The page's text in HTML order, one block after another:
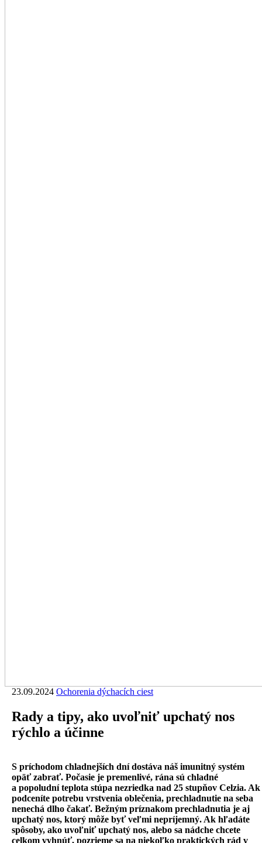
23.09.2024 Ochorenia dýchacích ciest
Rady a tipy, ako uvoľniť upchatý nos
rýchlo a účinne
S príchodom chladnejších dní dostáva náš imunitný systém
opäť zabrať. Počasie je premenlivé, rána sú chladné
a popoludní teplota stúpa nezriedka nad 25 stupňov Celzia. Ak
podceníte potrebu vrstvenia oblečenia, prechladnutie na seba
nenechá dlho čakať. Bežným príznakom prechladnutia je aj
upchatý nos, ktorý môže byť veľmi nepríjemný. Ak hľadáte
spôsoby, ako uvoľniť upchatý nos, alebo sa nádche chcete
celkom vyhnúť, pozrieme sa na niekoľko praktických rád v